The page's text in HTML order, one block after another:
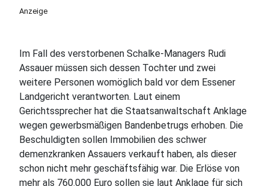
Anzeige
Im Fall des verstorbenen Schalke-Managers Rudi
Assauer müssen sich dessen Tochter und zwei
weitere Personen womöglich bald vor dem Essener
Landgericht verantworten. Laut einem
Gerichtssprecher hat die Staatsanwaltschaft Anklage
wegen gewerbsmäßigen Bandenbetrugs erhoben. Die
Beschuldigten sollen Immobilien des schwer
demenzkranken Assauers verkauft haben, als dieser
schon nicht mehr geschäftsfähig war. Die Erlöse von
mehr als 760.000 Euro sollen sie laut Anklage für sich